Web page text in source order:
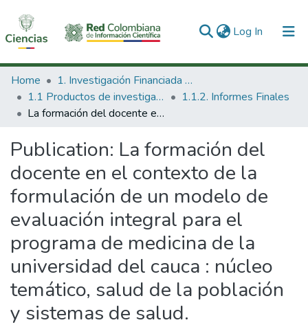
Log In (current)
Communities & Collections
All of DSpace
Home
1. Investigación Financiada con Recursos Públicos
1.1 Productos de investigación
1.1.2. Informes Finales
La formación del docente en el contexto de la formulación de un modelo de evaluación integral para el programa de medicina de la universidad del cauca : núcleo temático, salud de la población y sistemas de salud.
Publication: La formación del
docente en el contexto de la
formulación de un modelo de
evaluación integral para el
programa de medicina de la
universidad del cauca : núcleo
temático, salud de la población
y sistemas de salud.